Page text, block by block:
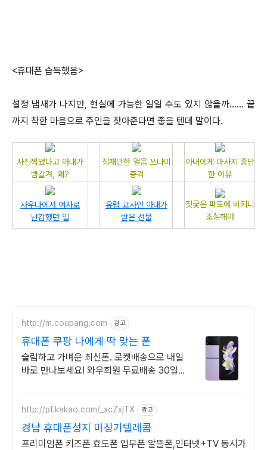
<휴대폰 습득했음>
설정 냄새가 나지만, 현실에 가능한 일일 수도 있지 않을까...... 끝
까지 착한 마음으로 주인을 찾아준다면 좋을 텐데 말이다.
사진찍었다고 아내가
뺨갈겨, 왜?
집채만한 얼음 쓰나미
충격
아내에게 마사지 중단
한 이유
사우나에서 여자로
난감했던 일
유럽 교사인 아내가
받은 선물
짓궂은 파도에 비키니
조심해야
http://m.coupang.com 광고
휴대폰 쿠팡 나에게 딱 맞는 폰
슬림하고 가벼운 최신폰. 로켓배송으로 내일
바로 만나보세요! 와우회원 무료배송 30일
http://pf.kakao.com/_xcZxjTX 광고
경남 휴대폰성지 마징가텔레콤
프리미엄폰 키즈폰 효도폰 업무폰 알뜰폰,인터넷+TV 동시가